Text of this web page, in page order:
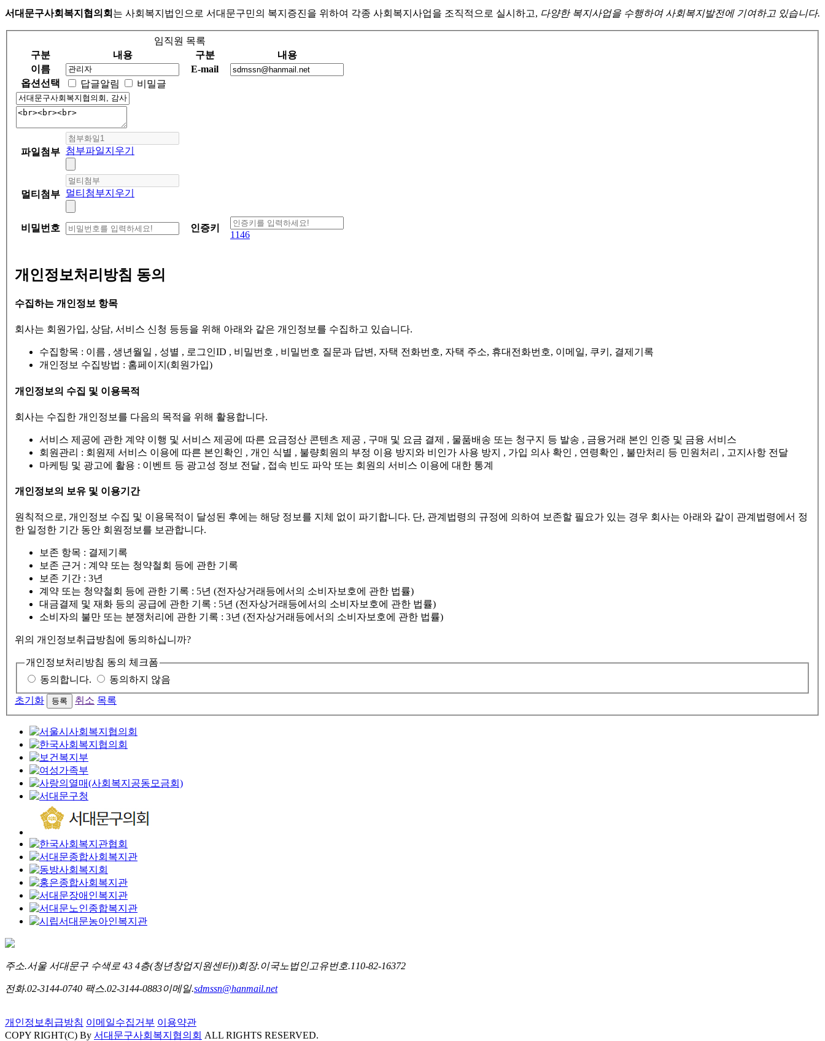
서대문구사회복지협의회 는 사회복지법인으로 서대문구민의 복지증진을 위하여 각종 사회복지사업을 조직적으로 실시하고, 다양한 복지사업을 수행하여 사회복지발전에 기여하고 있습니다.
임직원 목록
구분
내용 구분
내용
이름
E-mail
옵션선택
답글알림 비밀글
파일첨부 첨부파일지우기
멀티첨부 멀티첨부지우기
비밀번호 인증키
1146
개인정보처리방침 동의
수집하는 개인정보 항목
회사는 회원가입, 상담, 서비스 신청 등등을 위해 아래와 같은 개인정보를 수집하고 있습니다.
수집항목 : 이름 , 생년월일 , 성별 , 로그인ID , 비밀번호 , 비밀번호 질문과 답변, 자택 전화번호, 자택 주소, 휴대전화번호, 이메일, 쿠키, 결제기록
개인정보 수집방법 : 홈페이지(회원가입)
개인정보의 수집 및 이용목적
회사는 수집한 개인정보를 다음의 목적을 위해 활용합니다.
서비스 제공에 관한 계약 이행 및 서비스 제공에 따른 요금정산 콘텐츠 제공 , 구매 및 요금 결제 , 물품배송 또는 청구지 등 발송 , 금융거래 본인 인증 및 금융 서비스
회원관리 : 회원제 서비스 이용에 따른 본인확인 , 개인 식별 , 불량회원의 부정 이용 방지와 비인가 사용 방지 , 가입 의사 확인 , 연령확인 , 불만처리 등 민원처리 , 고지사항 전달
마케팅 및 광고에 활용 : 이벤트 등 광고성 정보 전달 , 접속 빈도 파악 또는 회원의 서비스 이용에 대한 통계
개인정보의 보유 및 이용기간
원칙적으로, 개인정보 수집 및 이용목적이 달성된 후에는 해당 정보를 지체 없이 파기합니다. 단, 관계법령의 규정에 의하여 보존할 필요가 있는 경우 회사는 아래와 같이 관계법령에서 정
한 일정한 기간 동안 회원정보를 보관합니다.
보존 항목 : 결제기록
보존 근거 : 계약 또는 청약철회 등에 관한 기록
보존 기간 : 3년
계약 또는 청약철회 등에 관한 기록 : 5년 (전자상거래등에서의 소비자보호에 관한 법률)
대금결제 및 재화 등의 공급에 관한 기록 : 5년 (전자상거래등에서의 소비자보호에 관한 법률)
소비자의 불만 또는 분쟁처리에 관한 기록 : 3년 (전자상거래등에서의 소비자보호에 관한 법률)
위의 개인정보취급방침에 동의하십니까?
개인정보처리방침 동의 체크폼
동의합니다.
동의하지 않음
초기화
등록 취소 목록
주소.서울 서대문구 수색로 43 4층(청년창업지원센터))회장.이국노 법인고유번호.110-82-16372
전화.02-3144-0740 팩스.02-3144-0883이메일.sdmssn@hanmail.net
개인정보취급방침 이메일수집거부 이용약관
COPY RIGHT(C) By 서대문구사회복지협의회 ALL RIGHTS RESERVED.